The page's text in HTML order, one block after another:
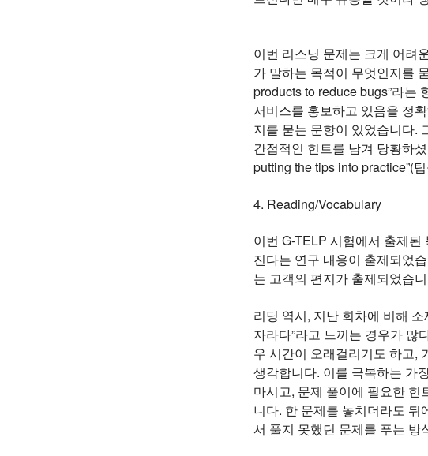
이번 리스닝 문제는 크게 어려
가 말하는 목적이 무엇인지를
products to reduce bugs”라는
서비스를 홍보하고 있음을 정
지를 묻는 문항이 있었습니다.
간접적인 힌트를 남겨 당황하
putting the tips into practice”(
4. Reading/Vocabulary
이번 G-TELP 시험에서 출제
진다는 연구 내용이 출제되었
는 고객의 편지가 출제되었습
리딩 역시, 지난 회차에 비해
자라다”라고 느끼는 경우가 많
우 시간이 오래걸리기도 하고,
생각합니다. 이를 극복하는 가
마시고, 문제 풀이에 필요한
니다. 한 문제를 놓치더라도
서 풀지 못했던 문제를 푸는 방